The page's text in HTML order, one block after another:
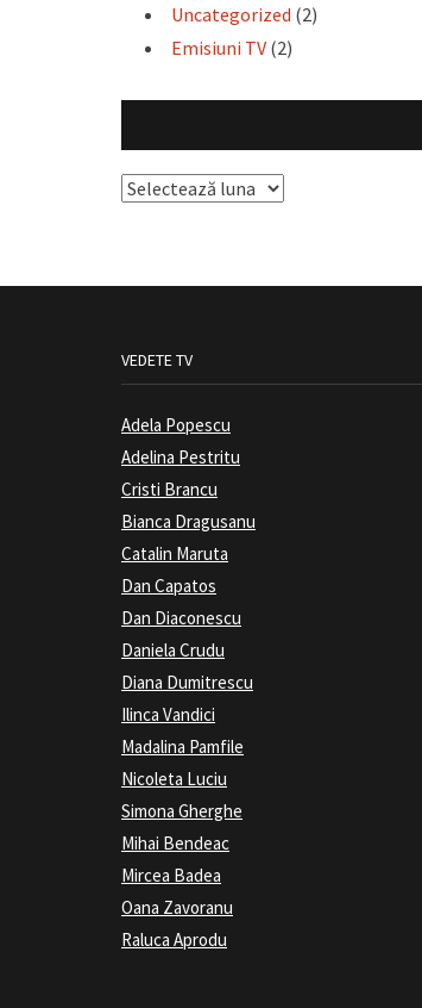
Uncategorized (2)
Emisiuni TV (2)
Arhive
VEDETE TV
Adela Popescu
Adelina Pestritu
Cristi Brancu
Bianca Dragusanu
Catalin Maruta
Dan Capatos
Dan Diaconescu
Daniela Crudu
Diana Dumitrescu
Ilinca Vandici
Madalina Pamfile
Nicoleta Luciu
Simona Gherghe
Mihai Bendeac
Mircea Badea
Oana Zavoranu
Raluca Aprodu